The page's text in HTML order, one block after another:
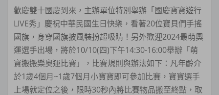
歡慶雙十國慶到來，主辦單位特別舉辦「國慶寶寶遊行
LIVE秀」慶祝中華民國生日快樂，看著20位寶貝們手搖
國旗，身穿國旗披風裝扮超吸睛！另外歡迎2024最萌奧
運選手出場，將於10/10(四)下午14:30-16:00舉辦「萌
寶搬搬樂奧運比賽」，比賽規則與辦法如下：凡年齡介
於1歲4個月~1歲7個月小寶寶即可參加比賽，寶寶選手
上場就定位之後，限時30秒內將比賽物品搬至終點，取